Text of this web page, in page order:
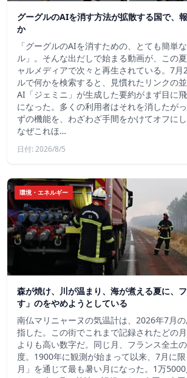
グーグルのAIを消す方法が拡散する国で、
か
「グーグルのAIを消すための、とても簡単
ル」。そんな出だしで始まる動画が、この
ャルメディアで次々と再生されている。7
ルで何かを検索すると、見慣れたリンクの並
AI「ジェミニ」が生成した要約がまず目に
になった。多くの利用者はそれを消したが
ずの機能を、わざわざ手間をかけてオフにし
なぜこれほ…
日付: 2026/8/5
環境・エネルギー
森が焼け、川が温まり、海が煮える夏に、
す」のをやめようとしている
南仏マリニャーヌの気温計は、2026年7月
指した。この街でこれまで記録されたどの
よりも高い数字だ。同じ月、フランス全土
度。1900年に観測が始まって以来、7月に
月」を通じて最も暑い月になった。1万